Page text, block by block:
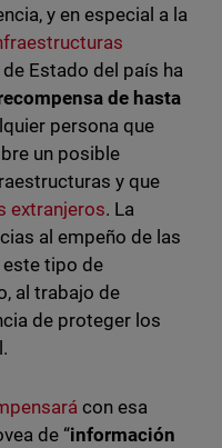
y en especial a la
Estado del país ha
de hasta
persona que
un posible
y que
extranjeros. La
al empeño de las
tipo de
al trabajo de
de proteger los
con esa
de “información